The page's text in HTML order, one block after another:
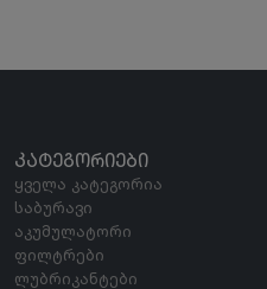
ᲙᲐᲢᲔᲒᲝᲠᲘᲔᲑᲘ
ყველა კატეგორია
საბურავი
აკუმულატორი
ფილტრები
ლუბრიკანტები